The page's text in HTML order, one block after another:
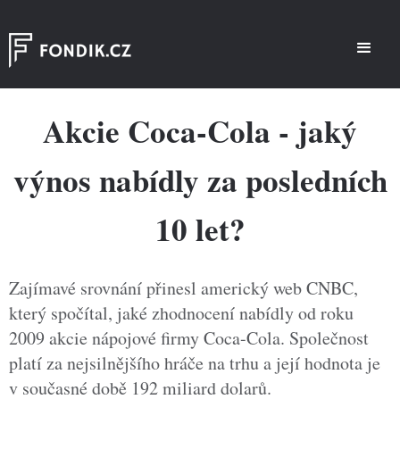
Akcie Coca-Cola - jaký
výnos nabídly za posledních
10 let?
Zajímavé srovnání přinesl americký web CNBC,
který spočítal, jaké zhodnocení nabídly od roku
2009 akcie nápojové firmy Coca-Cola. Společnost
platí za nejsilnějšího hráče na trhu a její hodnota je
v současné době 192 miliard dolarů.